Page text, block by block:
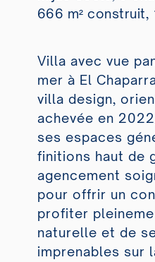
666 m² construit,
Villa avec vue
mer à El
villa design,
achevée en
ses espaces
finitions haut de
agencement
pour offrir un
profiter
naturelle et de
imprenables sur